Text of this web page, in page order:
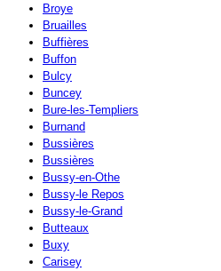
Broye
Bruailles
Buffières
Buffon
Bulcy
Buncey
Bure-les-Templiers
Burnand
Bussières
Bussières
Bussy-en-Othe
Bussy-le Repos
Bussy-le-Grand
Butteaux
Buxy
Carisey